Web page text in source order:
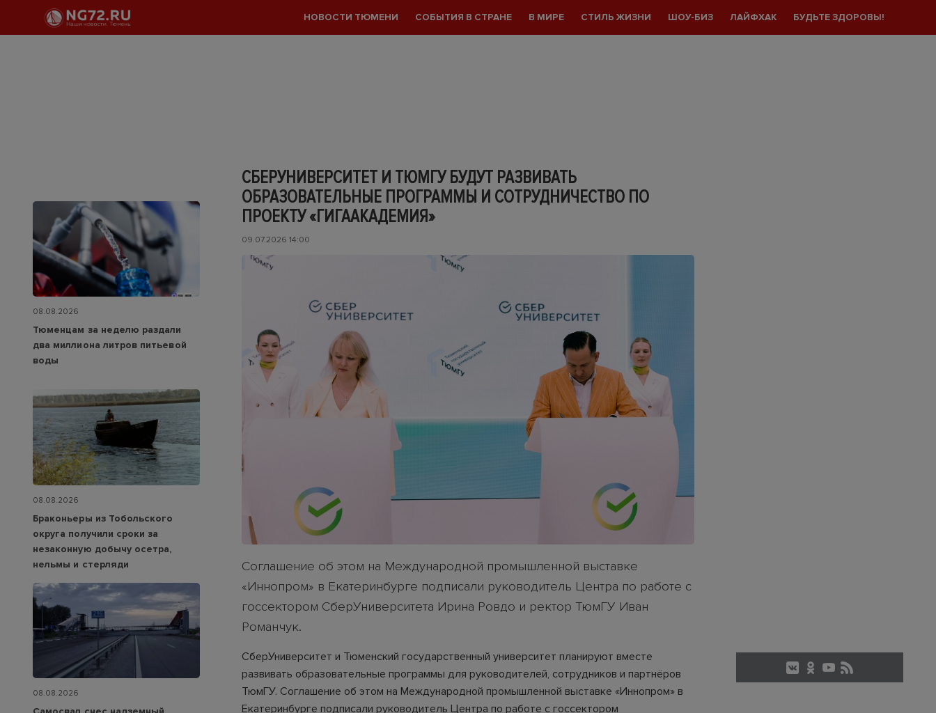
НОВОСТИ ТЮМЕНИ СОБЫТИЯ В СТРАНЕ В МИРЕ СТИЛЬ ЖИЗНИ ШОУ-БИЗ ЛАЙФХАК БУДЬТЕ ЗДОРОВЫ!
СБЕРУНИВЕРСИТЕТ И ТЮМГУ БУДУТ РАЗВИВАТЬ
ОБРАЗОВАТЕЛЬНЫЕ ПРОГРАММЫ И СОТРУДНИЧЕСТВО ПО
ПРОЕКТУ «ГИГААКАДЕМИЯ»
09.07.2026 14:00
Соглашение об этом на Международной промышленной выставке
«Иннопром» в Екатеринбурге подписали руководитель Центра по работе с
госсектором СберУниверситета Ирина Ровдо и ректор ТюмГУ Иван
Романчук.
СберУниверситет и Тюменский государственный университет планируют вместе
развивать образовательные программы для руководителей, сотрудников и партнёров
ТюмГУ. Соглашение об этом на Международной промышленной выставке «Иннопром» в
Екатеринбурге подписали руководитель Центра по работе с госсектором
08.08.2026
Тюменцам за неделю раздали
два миллиона литров питьевой
воды
08.08.2026
Браконьеры из Тобольского
округа получили сроки за
незаконную добычу осетра,
нельмы и стерляди
08.08.2026